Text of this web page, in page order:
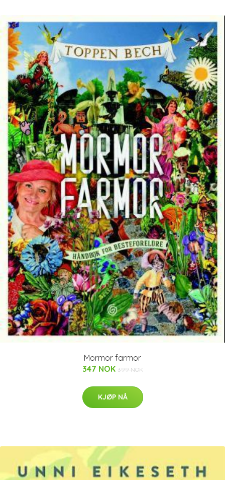
Mormor farmor
347 NOK 399 NOK
KJØP NÅ